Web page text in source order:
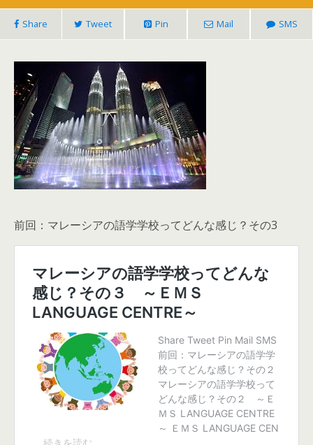
Share Tweet Pin Mail SMS
前回：マレーシアの語学学校ってどんな感じ？その3